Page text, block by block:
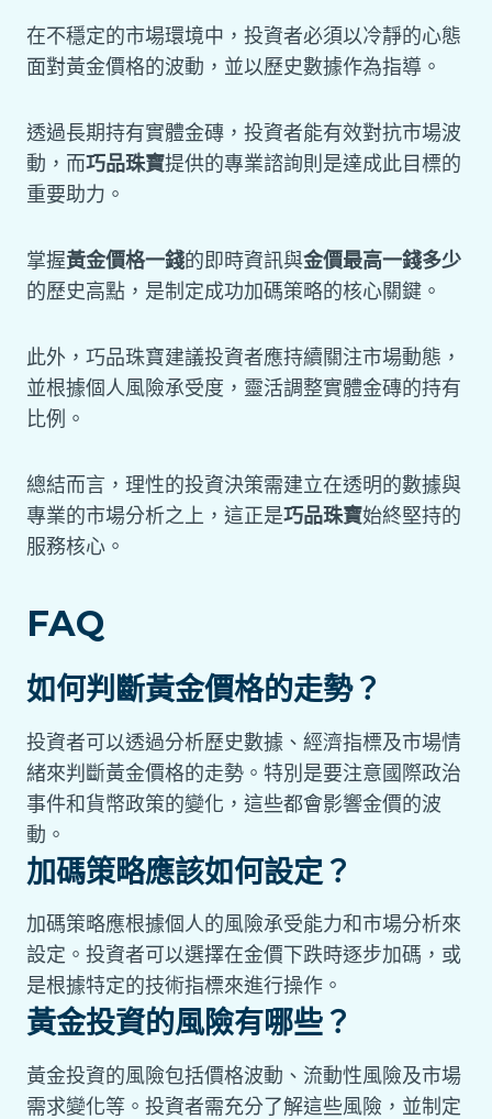
在不穩定的市場環境中，投資者必須以冷靜的心態
面對黃金價格的波動，並以歷史數據作為指導。
透過長期持有實體金磚，投資者能有效對抗市場波
動，而巧品珠寶提供的專業諮詢則是達成此目標的
重要助力。
掌握黃金價格一錢的即時資訊與金價最高一錢多少
的歷史高點，是制定成功加碼策略的核心關鍵。
此外，巧品珠寶建議投資者應持續關注市場動態，
並根據個人風險承受度，靈活調整實體金磚的持有
比例。
總結而言，理性的投資決策需建立在透明的數據與
專業的市場分析之上，這正是巧品珠寶始終堅持的
服務核心。
FAQ
如何判斷黃金價格的走勢？
投資者可以透過分析歷史數據、經濟指標及市場情
緒來判斷黃金價格的走勢。特別是要注意國際政治
事件和貨幣政策的變化，這些都會影響金價的波
動。
加碼策略應該如何設定？
加碼策略應根據個人的風險承受能力和市場分析來
設定。投資者可以選擇在金價下跌時逐步加碼，或
是根據特定的技術指標來進行操作。
黃金投資的風險有哪些？
黃金投資的風險包括價格波動、流動性風險及市場
需求變化等。投資者需充分了解這些風險，並制定